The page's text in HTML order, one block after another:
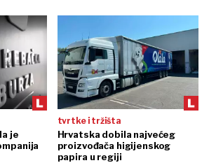
je
tvrtke i tržišta
Hrvatska dobila najvećeg
proizvođača higijenskog
papira u regiji